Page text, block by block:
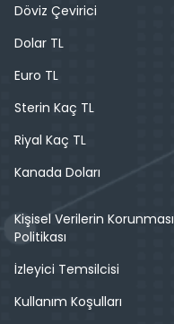
Döviz Çevirici
Dolar TL
Euro TL
Sterin Kaç TL
Riyal Kaç TL
Kanada Doları
Kişisel Verilerin Korunması
Politikası
İzleyici Temsilcisi
Kullanım Koşulları